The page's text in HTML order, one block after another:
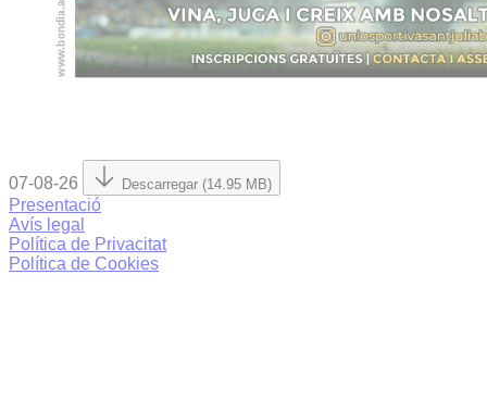
07-08-26 Descarregar (14.95 MB)
Presentació
Avís legal
Política de Privacitat
Política de Cookies